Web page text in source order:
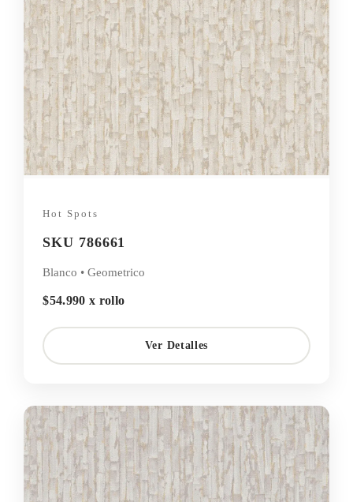
Hot Spots
SKU 786661
Blanco • Geometrico
$54.990 x rollo
Ver Detalles